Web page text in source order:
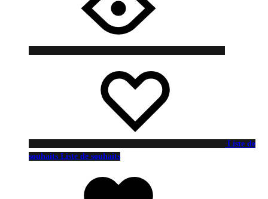
Liste de
souhaits Liste de souhaits